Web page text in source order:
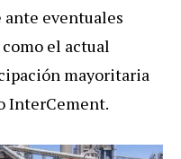
eventuales
el actual
mayoritaria
InterCement.